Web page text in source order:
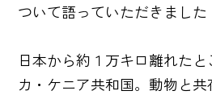
ついて語っていただきました
日本から約１万キロ離れた
カ・ケニア共和国。動物と